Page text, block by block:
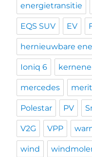
energietransitie
EQS SUV EV
hernieuwbare
Ioniq 6
mercedes
Polestar PV
V2G VPP
wind